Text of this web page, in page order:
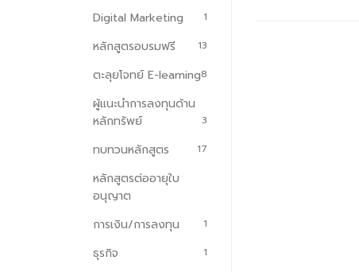
Digital Marketing 1
หลักสูตรอบรมฟรี 13
ตะลุยโจทย์ E-learning8
ผู้แนะนำการลงทุนด้าน
หลักทรัพย์
3
ทบทวนหลักสูตร 17
หลักสูตรต่ออายุใบ
อนุญาต
การเงิน/การลงทุน
1
ธุรกิจ 1